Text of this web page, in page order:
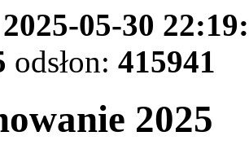
2025-05-30
odsłon: 415941
2025